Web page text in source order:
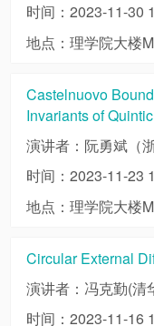
时间：2023-11-30
地点：理学院大楼
Castelnuovo
Invariants of
演讲者：阮勇斌（
时间：2023-11-23
地点：理学院大楼
Circular External
演讲者：冯克勤(清
时间：2023-11-16